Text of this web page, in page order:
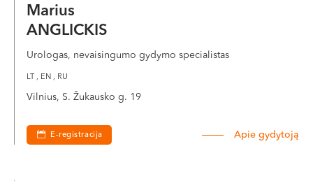
VI 09:00 - 15:00
VII --
J. Basanavičiaus g. 80
Darbo laikas:
VI, VII --
Marius
ANGLICKIS
Urologas, nevaisingumo gydymo specialistas
LT , EN , RU
Vilnius, S. Žukausko g. 19
E-registracija Apie gydytoją